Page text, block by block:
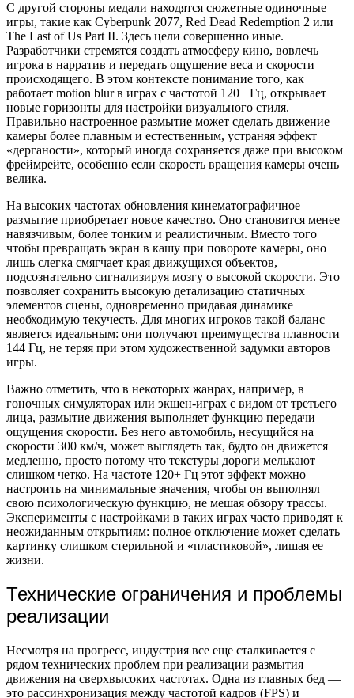
С другой стороны медали находятся сюжетные одиночные
игры, такие как Cyberpunk 2077, Red Dead Redemption 2 или
The Last of Us Part II. Здесь цели совершенно иные.
Разработчики стремятся создать атмосферу кино, вовлечь
игрока в нарратив и передать ощущение веса и скорости
происходящего. В этом контексте понимание того, как
работает motion blur в играх с частотой 120+ Гц, открывает
новые горизонты для настройки визуального стиля.
Правильно настроенное размытие может сделать движение
камеры более плавным и естественным, устраняя эффект
«дерганости», который иногда сохраняется даже при высоком
фреймрейте, особенно если скорость вращения камеры очень
велика.
На высоких частотах обновления кинематографичное
размытие приобретает новое качество. Оно становится менее
навязчивым, более тонким и реалистичным. Вместо того
чтобы превращать экран в кашу при повороте камеры, оно
лишь слегка смягчает края движущихся объектов,
подсознательно сигнализируя мозгу о высокой скорости. Это
позволяет сохранить высокую детализацию статичных
элементов сцены, одновременно придавая динамике
необходимую текучесть. Для многих игроков такой баланс
является идеальным: они получают преимущества плавности
144 Гц, не теряя при этом художественной задумки авторов
игры.
Важно отметить, что в некоторых жанрах, например, в
гоночных симуляторах или экшен-играх с видом от третьего
лица, размытие движения выполняет функцию передачи
ощущения скорости. Без него автомобиль, несущийся на
скорости 300 км/ч, может выглядеть так, будто он движется
медленно, просто потому что текстуры дороги мелькают
слишком четко. На частоте 120+ Гц этот эффект можно
настроить на минимальные значения, чтобы он выполнял
свою психологическую функцию, не мешая обзору трассы.
Эксперименты с настройками в таких играх часто приводят к
неожиданным открытиям: полное отключение может сделать
картинку слишком стерильной и «пластиковой», лишая ее
жизни.
Технические ограничения и проблемы
реализации
Несмотря на прогресс, индустрия все еще сталкивается с
рядом технических проблем при реализации размытия
движения на сверхвысоких частотах. Одна из главных бед —
это рассинхронизация между частотой кадров (FPS) и